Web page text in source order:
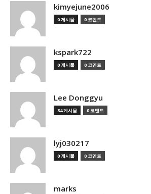
kimyejune2006
0 게시물 0 코멘트
kspark722
0 게시물 0 코멘트
Lee Donggyu
34 게시물 0 코멘트
lyj030217
0 게시물 0 코멘트
marks